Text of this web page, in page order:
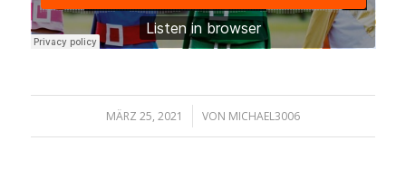
MÄRZ 25, 2021
/ VON MICHAEL3006